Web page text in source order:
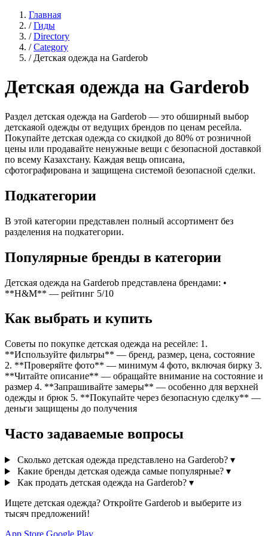
Главная
/ Гиды
/ Directory
/ Category
/ Детская одежда на Garderob
Детская одежда на Garderob
Раздел детская одежда на Garderob — это обширный выбор
детскаяой одежды от ведущих брендов по ценам ресейла.
Покупайте детская одежда со скидкой до 80% от розничной
цены или продавайте ненужные вещи с безопасной доставкой
по всему Казахстану. Каждая вещь описана,
сфотографирована и защищена системой безопасной сделки.
Подкатегории
В этой категории представлен полный ассортимент без
разделения на подкатегории.
Популярные бренды в категории
Детская одежда на Garderob представлена брендами: •
**H&M** — рейтинг 5/10
Как выбрать и купить
Советы по покупке детская одежда на ресейле: 1.
**Используйте фильтры** — бренд, размер, цена, состояние
2. **Проверяйте фото** — минимум 4 фото, включая бирку 3.
**Читайте описание** — обращайте внимание на состояние и
размер 4. **Запрашивайте замеры** — особенно для верхней
одежды и брюк 5. **Покупайте через безопасную сделку** —
деньги защищены до получения
Часто задаваемые вопросы
Сколько детская одежда представлено на Garderob? ▾
Какие бренды детская одежда самые популярные? ▾
Как продать детская одежда на Garderob? ▾
Ищете детская одежда? Откройте Garderob и выберите из
тысяч предложений!